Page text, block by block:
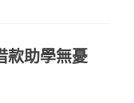
款助學無憂